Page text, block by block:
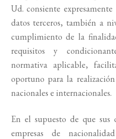
Ud. consiente
datos terceros, también a
cumplimiento de la
requisitos y
normativa aplicable,
oportuno para la
nacionales e internacionales.
En el supuesto de que sus
empresas de